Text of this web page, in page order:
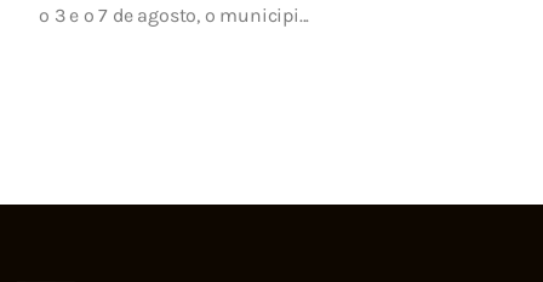
o 3 e o 7 de agosto, o municipi...